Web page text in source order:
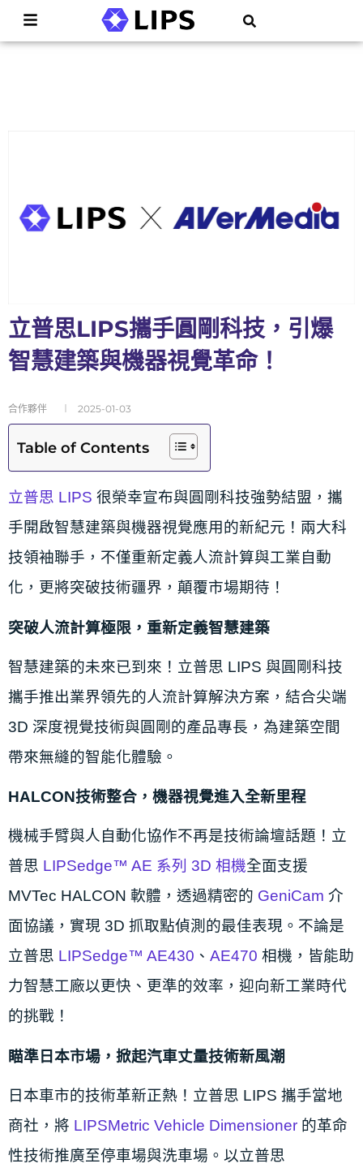
立普思LIPS攜手圓剛科技，引爆
智慧建築與機器視覺革命！
合作夥伴 2025-01-03
Table of Contents
立普思 LIPS 很榮幸宣布與圓剛科技強勢結盟，攜
手開啟智慧建築與機器視覺應用的新紀元！兩大科
技領袖聯手，不僅重新定義人流計算與工業自動
化，更將突破技術疆界，顛覆市場期待！
突破人流計算極限，重新定義智慧建築
智慧建築的未來已到來！立普思 LIPS 與圓剛科技
攜手推出業界領先的人流計算解決方案，結合尖端
3D 深度視覺技術與圓剛的產品專長，為建築空間
帶來無縫的智能化體驗。
HALCON技術整合，機器視覺進入全新里程
機械手臂與人自動化協作不再是技術論壇話題！立
普思 LIPSedge™ AE 系列 3D 相機全面支援
MVTec HALCON 軟體，透過精密的 GeniCam 介
面協議，實現 3D 抓取點偵測的最佳表現。不論是
立普思 LIPSedge™ AE430 、 AE470 相機，皆能助
力智慧工廠以更快、更準的效率，迎向新工業時代
的挑戰！
瞄準日本市場，掀起汽車丈量技術新風潮
日本車市的技術革新正熱！立普思 LIPS 攜手當地
商社，將 LIPSMetric Vehicle Dimensioner 的革命
性技術推廣至停車場與洗車場。以立普思